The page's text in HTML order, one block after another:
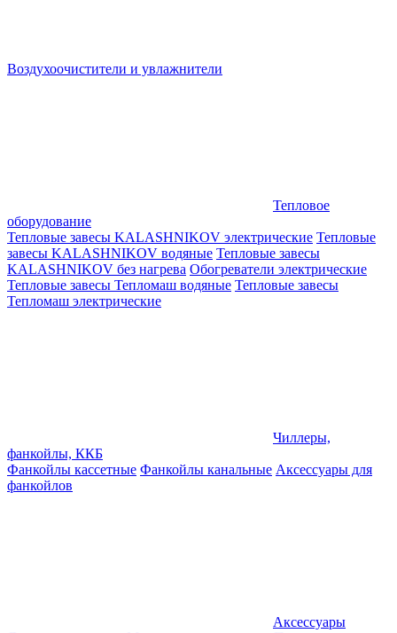
Воздухоочистители и увлажнители
Тепловое
оборудование
Тепловые завесы KALASHNIKOV электрические Тепловые
завесы KALASHNIKOV водяные Тепловые завесы
KALASHNIKOV без нагрева Обогреватели электрические
Тепловые завесы Тепломаш водяные Тепловые завесы
Тепломаш электрические
Чиллеры,
фанкойлы, ККБ
Фанкойлы кассетные Фанкойлы канальные Аксессуары для
фанкойлов
Аксессуары